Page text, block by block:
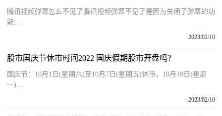
腾讯视频弹幕怎么不见了腾讯视频弹幕不见了是因为关闭了弹幕的功
能,...
2023/02/10
股市国庆节休市时间2022 国庆假期股市开盘吗？
国庆节：10月1日(星期六)至10月7日(星期五)休市，10月10日(星期
一)...
2023/02/10